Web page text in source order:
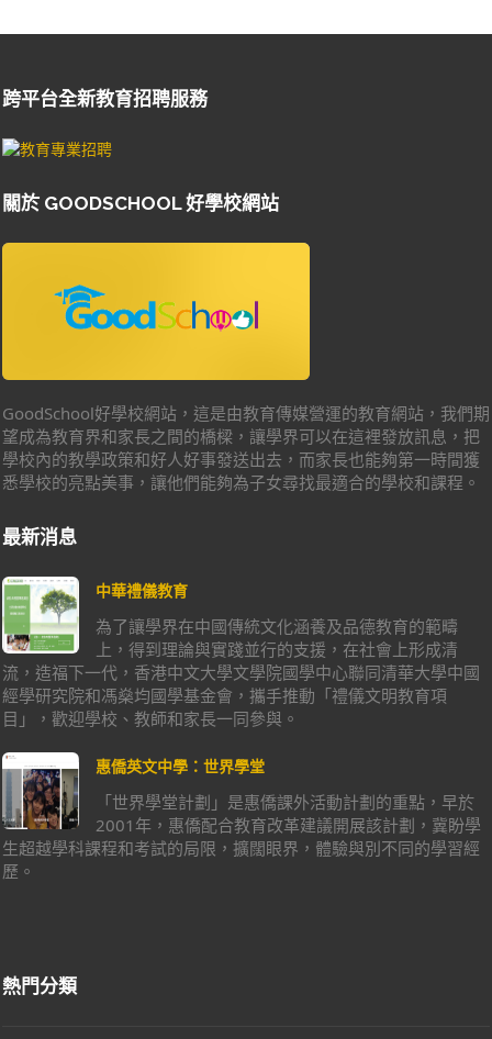
跨平台全新教育招聘服務
關於 GOODSCHOOL 好學校網站
GoodSchool好學校網站，這是由教育傳媒營運的教育網站，我們期
望成為教育界和家長之間的橋樑，讓學界可以在這裡發放訊息，把
學校內的教學政策和好人好事發送出去，而家長也能夠第一時間獲
悉學校的亮點美事，讓他們能夠為子女尋找最適合的學校和課程。
最新消息
中華禮儀教育
為了讓學界在中國傳統文化涵養及品德教育的範疇
上，得到理論與實踐並行的支援，在社會上形成清
流，造福下一代，香港中文大學文學院國學中心聯同清華大學中國
經學研究院和馮燊均國學基金會，攜手推動「禮儀文明教育項
目」，歡迎學校、教師和家長一同參與。
惠僑英文中學：世界學堂
「世界學堂計劃」是惠僑課外活動計劃的重點，早於
2001年，惠僑配合教育改革建議開展該計劃，冀盼學
生超越學科課程和考試的局限，擴闊眼界，體驗與別不同的學習經
歷。
熱門分類